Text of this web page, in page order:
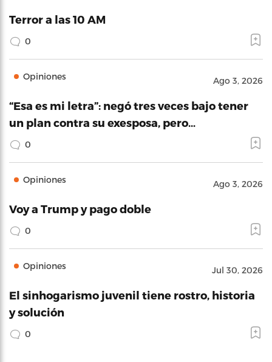
Terror a las 10 AM
0
Opiniones Ago 3, 2026
“Esa es mi letra”: negó tres veces bajo tener
un plan contra su exesposa, pero…
0
Opiniones Ago 3, 2026
Voy a Trump y pago doble
0
Opiniones Jul 30, 2026
El sinhogarismo juvenil tiene rostro, historia
y solución
0